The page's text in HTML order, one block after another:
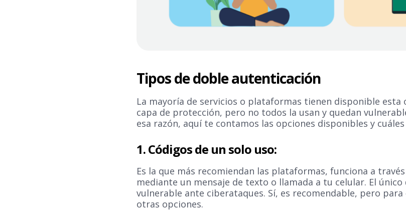
Tipos de doble autenticación
La mayoría de servicios o plataformas tienen disponible esta
capa de protección, pero no todos la usan y quedan
esa razón, aquí te contamos las opciones disponibles y
1. Códigos de un solo uso:
Es la que más recomiendan las plataformas, funciona a
mediante un mensaje de texto o llamada a tu celular. El único
vulnerable ante ciberataques. Sí, es recomendable, pero
otras opciones.